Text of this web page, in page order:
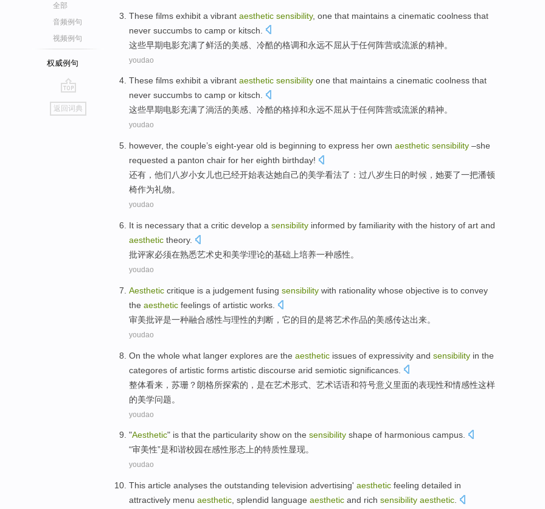
全部
音频例句
视频例句
权威例句
go
top
返回词典
These films exhibit a vibrant aesthetic sensibility, one that maintains a cinematic coolness that
never succumbs to camp or kitsch
这些早期电影充满了鲜活的美感 、冷酷的格调和永远不屈从于任何阵营或流派的精神。
youdao
These films exhibit a vibrant aesthetic sensibility one that maintains a cinematic coolness that
never succumbs to camp or kitsch.
这些早期电影充满了淌活的美感、冷酷的格掉和永远不屈从于任何阵营或流派的精神。
youdao
however, the couple’s eight-year old is beginning to express her own aesthetic sensibility –she
requested a panton chair for her eighth birthday!
还有 ，他们八岁小女儿也已经开始表达她自己的美学看法了：过八岁生日的时候， 她要了一把潘顿
椅作为礼物。
youdao
It is necessary that a critic develop a sensibility informed by familiarity with the history of art and
aesthetic theory.
批评家必须在熟悉艺术史和美学理论的基础上培养一种感性。
youdao
Aesthetic critique is a judgement fusing sensibility with rationality whose objective is to convey
the aesthetic feelings of artistic works
审美批评是一种融合感性与理性的判断 ， 它的目的是将艺术作品的美感传达出来。
youdao
On the whole what langer explores are the aesthetic issues of expressivity and sensibility in the
categores of artistic forms artistic discourse arid semiotic significances
整体看来， 苏珊 ？朗格所探索的 ， 是在艺术形式 、艺术话语和符号意义里面的表现性和情感性这样
的美学问题。
youdao
"Aesthetic" is that the particularity show on the sensibility shape of harmonious campus.
“审美性”是和谐校园在感性形态上的特质性显现。
youdao
This article analyses the outstanding television advertising' aesthetic feeling detailed in
attractively menu aesthetic splendid language aesthetic and rich sensibility aesthetic